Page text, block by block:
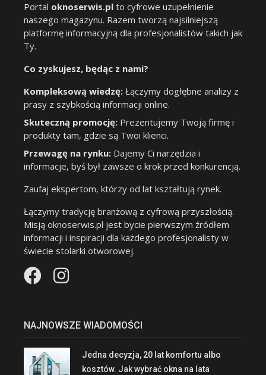
Portal oknoserwis.pl to cyfrowe uzupełnienie
naszego magazynu. Razem tworzą najsilniejszą
platformę informacyjną dla profesjonalistów takich jak
Ty.
Co zyskujesz, będąc z nami?
Kompleksową wiedzę: Łączymy dogłębne analizy z
prasy z szybkością informacji online.
Skuteczną promocję: Prezentujemy Twoją firmę i
produkty tam, gdzie są Twoi klienci.
Przewagę na rynku: Dajemy Ci narzędzia i
informacje, byś był zawsze o krok przed konkurencją.
Zaufaj ekspertom, którzy od lat kształtują rynek.
Łączymy tradycję branżową z cyfrową przyszłością.
Misją oknoserwis.pl jest bycie pierwszym źródłem
informacji i inspiracji dla każdego profesjonalisty w
świecie stolarki otworowej.
NAJNOWSZE WIADOMOŚCI
Jedna decyzja, 20 lat komfortu albo
kosztów. Jak wybrać okna na lata